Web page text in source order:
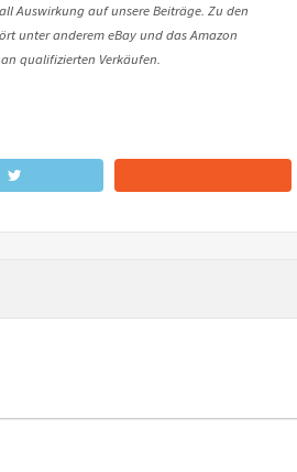
Auswirkung auf unsere Beiträge. Zu den
unter anderem eBay und das Amazon
qualifizierten Verkäufen.